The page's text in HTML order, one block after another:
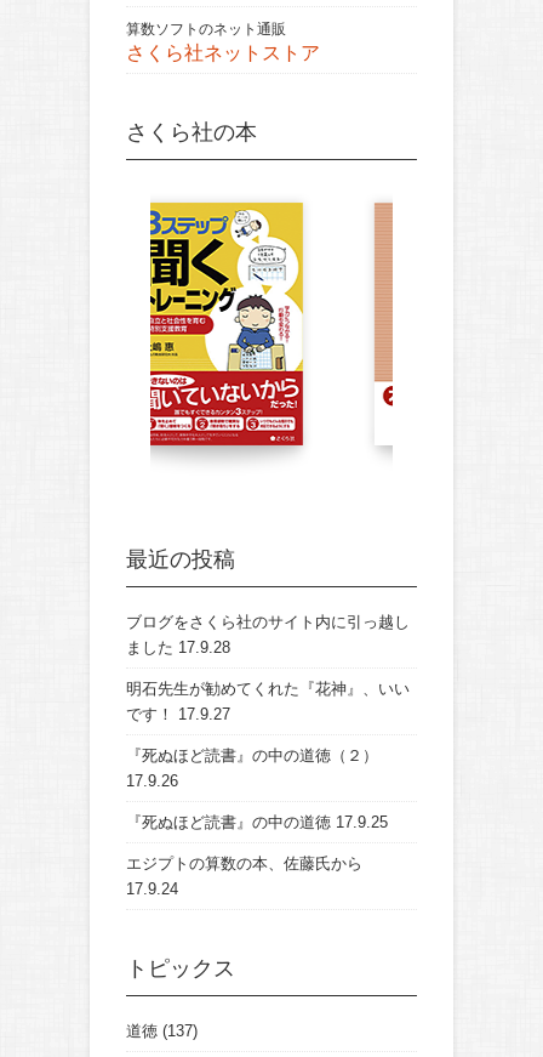
算数ソフトのネット通販
さくら社ネットストア
さくら社の本
最近の投稿
ブログをさくら社のサイト内に引っ越し
ました 17.9.28
明石先生が勧めてくれた『花神』、いい
です！
17.9.27
『死ぬほど読書』の中の道徳（２）
17.9.26
『死ぬほど読書』の中の道徳 17.9.25
エジプトの算数の本、佐藤氏から
17.9.24
トピックス
道徳 (137)